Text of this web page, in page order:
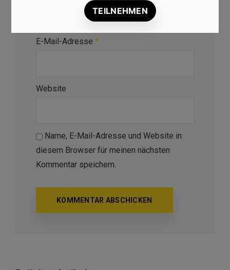
E-Mail-Adresse *
Website
Name, E-Mail-Adresse und Website in
diesem Browser für meinen nächsten
Kommentar speichern.